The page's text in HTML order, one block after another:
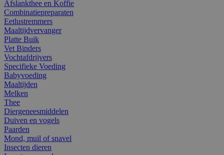
Afslankthee en Koffie
Combinatiepreparaten
Eetlustremmers
Maaltijdvervanger
Platte Buik
Vet Binders
Vochtafdrijvers
Specifieke Voeding
Babyvoeding
Maaltijden
Melken
Thee
Diergeneesmiddelen
Duiven en vogels
Paarden
Mond, muil of snavel
Insecten dieren